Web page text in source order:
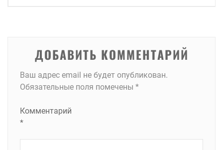
ДОБАВИТЬ КОММЕНТАРИЙ
Ваш адрес email не будет опубликован.
Обязательные поля помечены *
Комментарий
*